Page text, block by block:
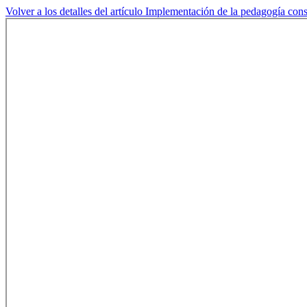
Volver a los detalles del artículo Implementación de la pedagogía